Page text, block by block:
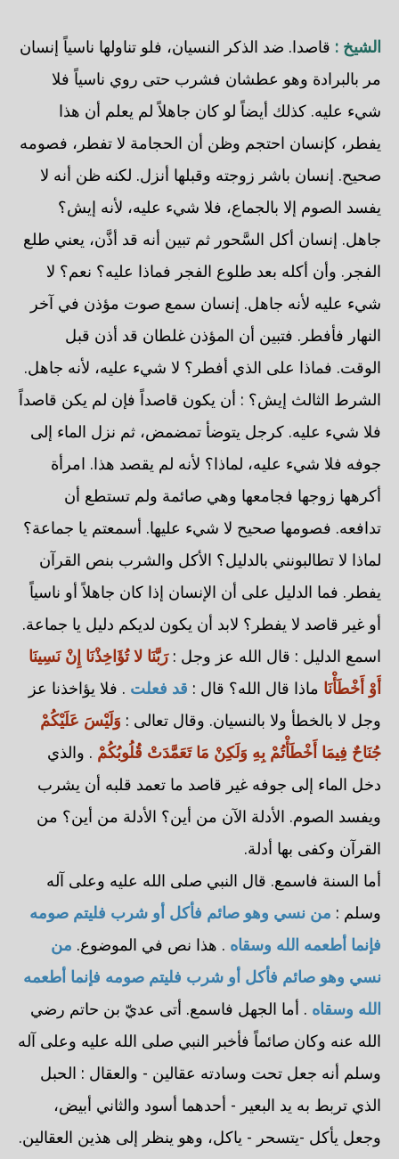
الشيخ : قاصدا. ضد الذكر النسيان، فلو تناولها ناسياً إنسان
مر بالبرادة وهو عطشان فشرب حتى روي ناسياً فلا
شيء عليه. كذلك أيضاً لو كان جاهلاً لم يعلم أن هذا
يفطر، كإنسان احتجم وظن أن الحجامة لا تفطر، فصومه
صحيح. إنسان باشر زوجته وقبلها أنزل. لكنه ظن أنه لا
يفسد الصوم إلا بالجماع، فلا شيء عليه، لأنه إيش؟
جاهل. إنسان أكل السَّحور ثم تبين أنه قد أذَّن، يعني طلع
الفجر. وأن أكله بعد طلوع الفجر فماذا عليه؟ نعم؟ لا
شيء عليه لأنه جاهل. إنسان سمع صوت مؤذن في آخر
النهار فأفطر. فتبين أن المؤذن غلطان قد أذن قبل
الوقت. فماذا على الذي أفطر؟ لا شيء عليه، لأنه جاهل.
الشرط الثالث إيش؟ : أن يكون قاصداً فإن لم يكن قاصداً
فلا شيء عليه. كرجل يتوضأ تمضمض، ثم نزل الماء إلى
جوفه فلا شيء عليه، لماذا؟ لأنه لم يقصد هذا. امرأة
أكرهها زوجها فجامعها وهي صائمة ولم تستطع أن
تدافعه. فصومها صحيح لا شيء عليها. أسمعتم يا جماعة؟
لماذا لا تطالبونني بالدليل؟ الأكل والشرب بنص القرآن
يفطر. فما الدليل على أن الإنسان إذا كان جاهلاً أو ناسياً
أو غير قاصد لا يفطر؟ لابد أن يكون لديكم دليل يا جماعة.
اسمع الدليل : قال الله عز وجل :رَبَّنَا لا تُؤَاخِذْنَا إِنْ نَسِينَا
أَوْ أَخْطَأْنَا ماذا قال الله؟ قال : قد فعلت . فلا يؤاخذنا عز
وجل لا بالخطأ ولا بالنسيان. وقال تعالى : وَلَيْسَ عَلَيْكُمْ
جُنَاحٌ فِيمَا أَخْطَأْتُمْ بِهِ وَلَكِنْ مَا تَعَمَّدَتْ قُلُوبُكُمْ . والذي
دخل الماء إلى جوفه غير قاصد ما تعمد قلبه أن يشرب
ويفسد الصوم. الأدلة الآن من أين؟ الأدلة من أين؟ من
القرآن وكفى بها أدلة.
أما السنة فاسمع. قال النبي صلى الله عليه وعلى آله
وسلم : من نسي وهو صائم فأكل أو شرب فليتم صومه
فإنما أطعمه الله وسقاه . هذا نص في الموضوع. من
نسي وهو صائم فأكل أو شرب فليتم صومه فإنما أطعمه
الله وسقاه . أما الجهل فاسمع. أتى عديّ بن حاتم رضي
الله عنه وكان صائماً فأخبر النبي صلى الله عليه وعلى آله
وسلم أنه جعل تحت وسادته عقالين - والعقال : الحبل
الذي تربط به يد البعير - أحدهما أسود والثاني أبيض،
وجعل يأكل -يتسحر - ياكل، وهو ينظر إلى هذين العقالين.